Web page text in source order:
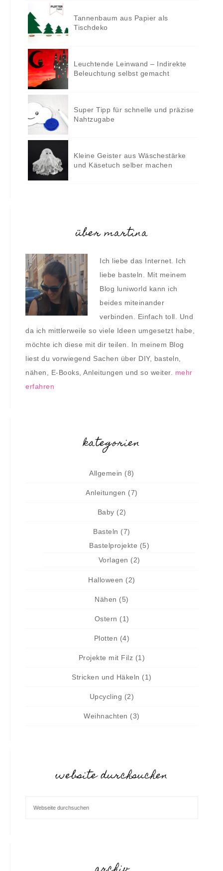
Tannenbaum aus Papier als
Tischdeko
Leuchtende Leinwand – Indirekte
Beleuchtung selbst gemacht
Super Tipp für schnelle und präzise
Nahtzugabe
Kleine Geister aus Wäschestärke
und Käsetuch selber machen
über martina
Ich liebe das Internet. Ich
liebe basteln. Mit meinem
Blog luniworld kann ich
beides miteinander
verbinden. Einfach toll. Und
da ich mittlerweile so viele Ideen umgesetzt habe,
möchte ich diese mit dir teilen. In meinem Blog
liest du vorwiegend Sachen über DIY, basteln,
nähen, E-Books, Anleitungen und so weiter. mehr
erfahren
kategorien
Allgemein (8)
Anleitungen (7)
Baby (2)
Basteln (7)
Bastelprojekte (5)
Vorlagen (2)
Halloween (2)
Nähen (5)
Ostern (1)
Plotten (4)
Projekte mit Filz (1)
Stricken und Häkeln (1)
Upcycling (2)
Weihnachten (3)
website durchsuchen